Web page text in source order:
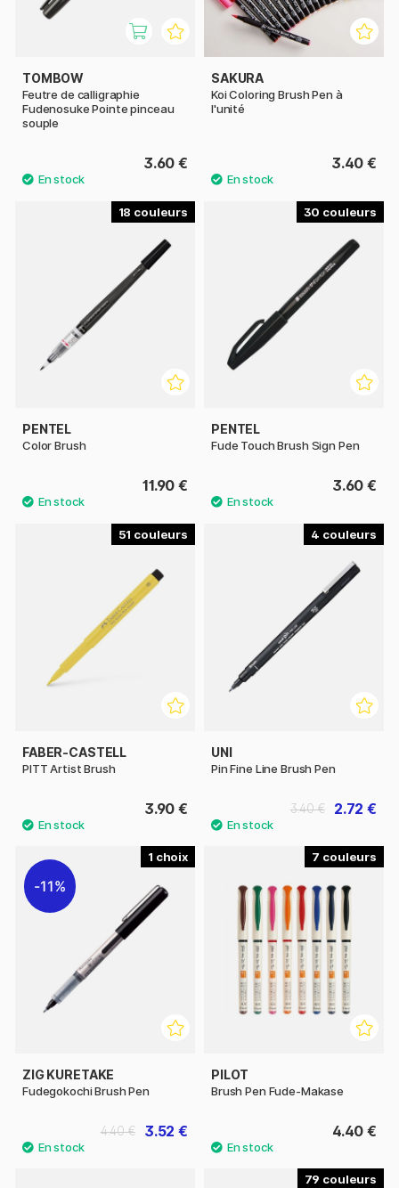
TOMBOW
Feutre de calligraphie
Fudenosuke Pointe pinceau
souple
3.60 €
SAKURA
Koi Coloring Brush Pen à
l'unité
3.40 €
18
PENTEL
Color Brush
11.90 €
30
PENTEL
Fude Touch Brush Sign Pen
3.60 €
51
FABER-CASTELL
PITT Artist Brush
3.90 €
4
UNI
Pin Fine Line Brush Pen
2.72 €
3.40 €
1
11%
ZIG KURETAKE
Fudegokochi Brush Pen
3.52 €
4.40 €
7
PILOT
Brush Pen Fude-Makase
4.40 €
79